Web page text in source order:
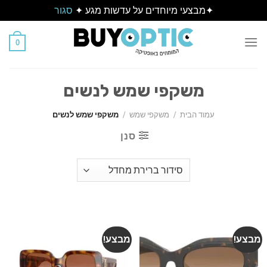
✦מבצעי מיוחדים על עדשות מגע ✦ סגור
0
משקפי שמש לנשים
עמוד הבית / משקפי שמש / משקפי שמש לנשים
סנן
מבצע! מבצע!